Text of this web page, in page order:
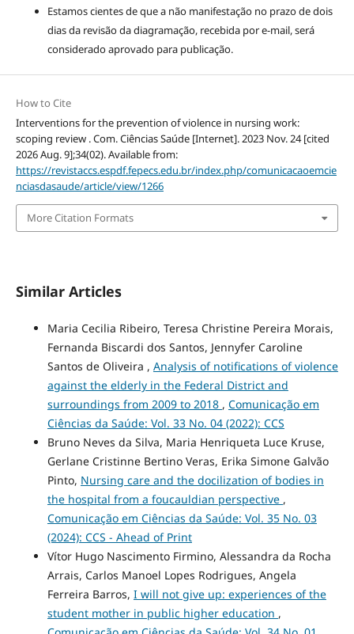
Estamos cientes de que a não manifestação no prazo de dois
dias da revisão da diagramação, recebida por e-mail, será
considerado aprovado para publicação.
How to Cite
Interventions for the prevention of violence in nursing work:
scoping review . Com. Ciências Saúde [Internet]. 2023 Nov. 24 [cited
2026 Aug. 9];34(02). Available from:
https://revistaccs.espdf.fepecs.edu.br/index.php/comunicacaoemcie
nciasdasaude/article/view/1266
More Citation Formats
Similar Articles
Maria Cecilia Ribeiro, Teresa Christine Pereira Morais,
Fernanda Biscardi dos Santos, Jennyfer Caroline
Santos de Oliveira , Analysis of notifications of violence
against the elderly in the Federal District and
surroundings from 2009 to 2018 , Comunicação em
Ciências da Saúde: Vol. 33 No. 04 (2022): CCS
Bruno Neves da Silva, Maria Henriqueta Luce Kruse,
Gerlane Cristinne Bertino Veras, Erika Simone Galvão
Pinto, Nursing care and the docilization of bodies in
the hospital from a foucauldian perspective ,
Comunicação em Ciências da Saúde: Vol. 35 No. 03
(2024): CCS - Ahead of Print
Vítor Hugo Nascimento Firmino, Alessandra da Rocha
Arrais, Carlos Manoel Lopes Rodrigues, Angela
Ferreira Barros, I will not give up: experiences of the
student mother in public higher education ,